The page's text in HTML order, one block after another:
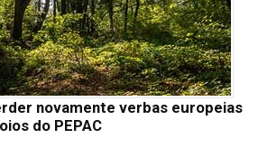
novamente verbas europeias
do PEPAC